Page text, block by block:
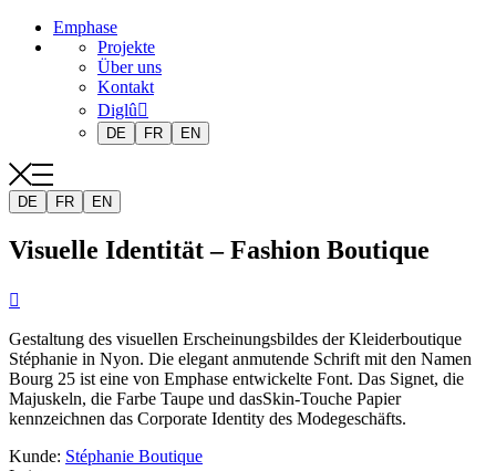
Emphase
Projekte
Über uns
Kontakt
Diglû
DE FR EN
DE FR EN
Visuelle Identität – Fashion Boutique

Gestaltung des visuellen Erscheinungsbildes der Kleiderboutique
Stéphanie in Nyon. Die elegant anmutende Schrift mit den Namen
Bourg 25 ist eine von Emphase entwickelte Font. Das Signet, die
Majuskeln, die Farbe Taupe und dasSkin-Touche Papier
kennzeichnen das Corporate Identity des Modegeschäfts.
Kunde: Stéphanie Boutique